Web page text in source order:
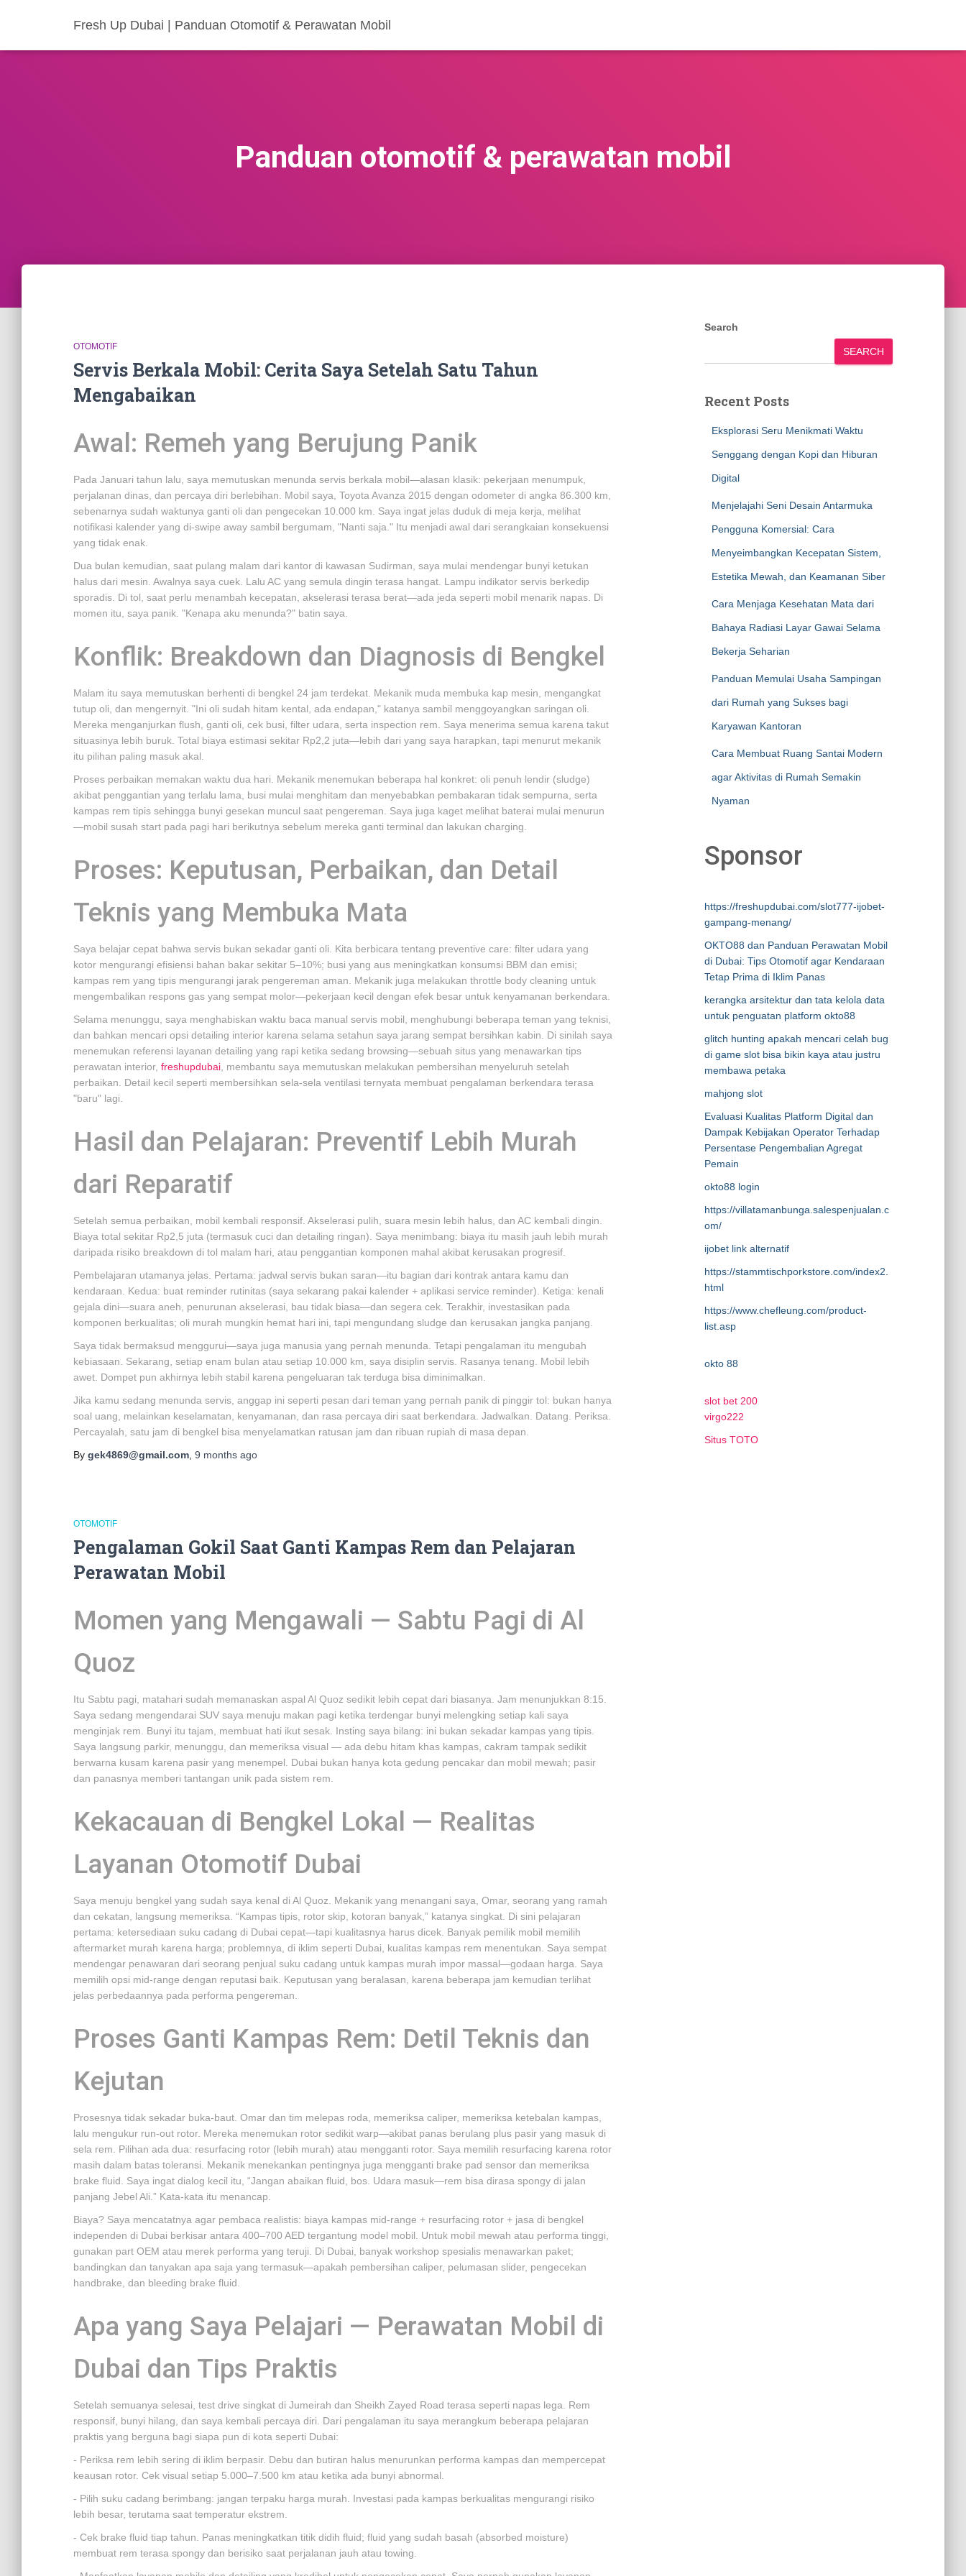
Fresh Up Dubai | Panduan Otomotif & Perawatan Mobil
Panduan otomotif & perawatan mobil
OTOMOTIF
Servis Berkala Mobil: Cerita Saya Setelah Satu Tahun
Mengabaikan
Awal: Remeh yang Berujung Panik
Pada Januari tahun lalu, saya memutuskan menunda servis berkala mobil—alasan klasik: pekerjaan menumpuk,
perjalanan dinas, dan percaya diri berlebihan. Mobil saya, Toyota Avanza 2015 dengan odometer di angka 86.300 km,
sebenarnya sudah waktunya ganti oli dan pengecekan 10.000 km. Saya ingat jelas duduk di meja kerja, melihat
notifikasi kalender yang di-swipe away sambil bergumam, "Nanti saja." Itu menjadi awal dari serangkaian konsekuensi
yang tidak enak.
Dua bulan kemudian, saat pulang malam dari kantor di kawasan Sudirman, saya mulai mendengar bunyi ketukan
halus dari mesin. Awalnya saya cuek. Lalu AC yang semula dingin terasa hangat. Lampu indikator servis berkedip
sporadis. Di tol, saat perlu menambah kecepatan, akselerasi terasa berat—ada jeda seperti mobil menarik napas. Di
momen itu, saya panik. "Kenapa aku menunda?" batin saya.
Konflik: Breakdown dan Diagnosis di Bengkel
Malam itu saya memutuskan berhenti di bengkel 24 jam terdekat. Mekanik muda membuka kap mesin, mengangkat
tutup oli, dan mengernyit. "Ini oli sudah hitam kental, ada endapan," katanya sambil menggoyangkan saringan oli.
Mereka menganjurkan flush, ganti oli, cek busi, filter udara, serta inspection rem. Saya menerima semua karena takut
situasinya lebih buruk. Total biaya estimasi sekitar Rp2,2 juta—lebih dari yang saya harapkan, tapi menurut mekanik
itu pilihan paling masuk akal.
Proses perbaikan memakan waktu dua hari. Mekanik menemukan beberapa hal konkret: oli penuh lendir (sludge)
akibat penggantian yang terlalu lama, busi mulai menghitam dan menyebabkan pembakaran tidak sempurna, serta
kampas rem tipis sehingga bunyi gesekan muncul saat pengereman. Saya juga kaget melihat baterai mulai menurun
—mobil susah start pada pagi hari berikutnya sebelum mereka ganti terminal dan lakukan charging.
Proses: Keputusan, Perbaikan, dan Detail
Teknis yang Membuka Mata
Saya belajar cepat bahwa servis bukan sekadar ganti oli. Kita berbicara tentang preventive care: filter udara yang
kotor mengurangi efisiensi bahan bakar sekitar 5–10%; busi yang aus meningkatkan konsumsi BBM dan emisi;
kampas rem yang tipis mengurangi jarak pengereman aman. Mekanik juga melakukan throttle body cleaning untuk
mengembalikan respons gas yang sempat molor—pekerjaan kecil dengan efek besar untuk kenyamanan berkendara.
Selama menunggu, saya menghabiskan waktu baca manual servis mobil, menghubungi beberapa teman yang teknisi,
dan bahkan mencari opsi detailing interior karena selama setahun saya jarang sempat bersihkan kabin. Di sinilah saya
menemukan referensi layanan detailing yang rapi ketika sedang browsing—sebuah situs yang menawarkan tips
perawatan interior, freshupdubai , membantu saya memutuskan melakukan pembersihan menyeluruh setelah
perbaikan. Detail kecil seperti membersihkan sela-sela ventilasi ternyata membuat pengalaman berkendara terasa
"baru" lagi.
Hasil dan Pelajaran: Preventif Lebih Murah
dari Reparatif
Setelah semua perbaikan, mobil kembali responsif. Akselerasi pulih, suara mesin lebih halus, dan AC kembali dingin.
Biaya total sekitar Rp2,5 juta (termasuk cuci dan detailing ringan). Saya menimbang: biaya itu masih jauh lebih murah
daripada risiko breakdown di tol malam hari, atau penggantian komponen mahal akibat kerusakan progresif.
Pembelajaran utamanya jelas. Pertama: jadwal servis bukan saran—itu bagian dari kontrak antara kamu dan
kendaraan. Kedua: buat reminder rutinitas (saya sekarang pakai kalender + aplikasi service reminder). Ketiga: kenali
gejala dini—suara aneh, penurunan akselerasi, bau tidak biasa—dan segera cek. Terakhir, investasikan pada
komponen berkualitas; oli murah mungkin hemat hari ini, tapi mengundang sludge dan kerusakan jangka panjang.
Saya tidak bermaksud menggurui—saya juga manusia yang pernah menunda. Tetapi pengalaman itu mengubah
kebiasaan. Sekarang, setiap enam bulan atau setiap 10.000 km, saya disiplin servis. Rasanya tenang. Mobil lebih
awet. Dompet pun akhirnya lebih stabil karena pengeluaran tak terduga bisa diminimalkan.
Jika kamu sedang menunda servis, anggap ini seperti pesan dari teman yang pernah panik di pinggir tol: bukan hanya
soal uang, melainkan keselamatan, kenyamanan, dan rasa percaya diri saat berkendara. Jadwalkan. Datang. Periksa.
Percayalah, satu jam di bengkel bisa menyelamatkan ratusan jam dan ribuan rupiah di masa depan.
By gek4869@gmail.com 9 months ago
OTOMOTIF
Pengalaman Gokil Saat Ganti Kampas Rem dan Pelajaran
Perawatan Mobil
Momen yang Mengawali — Sabtu Pagi di Al
Quoz
Itu Sabtu pagi, matahari sudah memanaskan aspal Al Quoz sedikit lebih cepat dari biasanya. Jam menunjukkan 8:15.
Saya sedang mengendarai SUV saya menuju makan pagi ketika terdengar bunyi melengking setiap kali saya
menginjak rem. Bunyi itu tajam, membuat hati ikut sesak. Insting saya bilang: ini bukan sekadar kampas yang tipis.
Saya langsung parkir, menunggu, dan memeriksa visual — ada debu hitam khas kampas, cakram tampak sedikit
berwarna kusam karena pasir yang menempel. Dubai bukan hanya kota gedung pencakar dan mobil mewah; pasir
dan panasnya memberi tantangan unik pada sistem rem.
Kekacauan di Bengkel Lokal — Realitas
Layanan Otomotif Dubai
Saya menuju bengkel yang sudah saya kenal di Al Quoz. Mekanik yang menangani saya, Omar, seorang yang ramah
dan cekatan, langsung memeriksa. “Kampas tipis, rotor skip, kotoran banyak,” katanya singkat. Di sini pelajaran
pertama: ketersediaan suku cadang di Dubai cepat—tapi kualitasnya harus dicek. Banyak pemilik mobil memilih
aftermarket murah karena harga; problemnya, di iklim seperti Dubai, kualitas kampas rem menentukan. Saya sempat
mendengar penawaran dari seorang penjual suku cadang untuk kampas murah impor massal—godaan harga. Saya
memilih opsi mid-range dengan reputasi baik. Keputusan yang beralasan, karena beberapa jam kemudian terlihat
jelas perbedaannya pada performa pengereman.
Proses Ganti Kampas Rem: Detil Teknis dan
Kejutan
Prosesnya tidak sekadar buka-baut. Omar dan tim melepas roda, memeriksa caliper, memeriksa ketebalan kampas,
lalu mengukur run-out rotor. Mereka menemukan rotor sedikit warp—akibat panas berulang plus pasir yang masuk di
sela rem. Pilihan ada dua: resurfacing rotor (lebih murah) atau mengganti rotor. Saya memilih resurfacing karena rotor
masih dalam batas toleransi. Mekanik menekankan pentingnya juga mengganti brake pad sensor dan memeriksa
brake fluid. Saya ingat dialog kecil itu, “Jangan abaikan fluid, bos. Udara masuk—rem bisa dirasa spongy di jalan
panjang Jebel Ali.” Kata-kata itu menancap.
Biaya? Saya mencatatnya agar pembaca realistis: biaya kampas mid-range + resurfacing rotor + jasa di bengkel
independen di Dubai berkisar antara 400–700 AED tergantung model mobil. Untuk mobil mewah atau performa tinggi,
gunakan part OEM atau merek performa yang teruji. Di Dubai, banyak workshop spesialis menawarkan paket;
bandingkan dan tanyakan apa saja yang termasuk—apakah pembersihan caliper, pelumasan slider, pengecekan
handbrake, dan bleeding brake fluid.
Apa yang Saya Pelajari — Perawatan Mobil di
Dubai dan Tips Praktis
Setelah semuanya selesai, test drive singkat di Jumeirah dan Sheikh Zayed Road terasa seperti napas lega. Rem
responsif, bunyi hilang, dan saya kembali percaya diri. Dari pengalaman itu saya merangkum beberapa pelajaran
praktis yang berguna bagi siapa pun di kota seperti Dubai:
- Periksa rem lebih sering di iklim berpasir. Debu dan butiran halus menurunkan performa kampas dan mempercepat
keausan rotor. Cek visual setiap 5.000–7.500 km atau ketika ada bunyi abnormal.
- Pilih suku cadang berimbang: jangan terpaku harga murah. Investasi pada kampas berkualitas mengurangi risiko
lebih besar, terutama saat temperatur ekstrem.
- Cek brake fluid tiap tahun. Panas meningkatkan titik didih fluid; fluid yang sudah basah (absorbed moisture)
membuat rem terasa spongy dan berisiko saat perjalanan jauh atau towing.
Search
SEARCH
Recent Posts
Eksplorasi Seru Menikmati Waktu
Senggang dengan Kopi dan Hiburan
Digital
Menjelajahi Seni Desain Antarmuka
Pengguna Komersial: Cara
Menyeimbangkan Kecepatan Sistem,
Estetika Mewah, dan Keamanan Siber
Cara Menjaga Kesehatan Mata dari
Bahaya Radiasi Layar Gawai Selama
Bekerja Seharian
Panduan Memulai Usaha Sampingan
dari Rumah yang Sukses bagi
Karyawan Kantoran
Cara Membuat Ruang Santai Modern
agar Aktivitas di Rumah Semakin
Nyaman
Sponsor
https://freshupdubai.com/slot777-ijobet-
gampang-menang/
OKTO88 dan Panduan Perawatan Mobil
di Dubai: Tips Otomotif agar Kendaraan
Tetap Prima di Iklim Panas
kerangka arsitektur dan tata kelola data
untuk penguatan platform okto88
glitch hunting apakah mencari celah bug
di game slot bisa bikin kaya atau justru
membawa petaka
mahjong slot
Evaluasi Kualitas Platform Digital dan
Dampak Kebijakan Operator Terhadap
Persentase Pengembalian Agregat
Pemain
okto88 login
https://villatamanbunga.salespenjualan.c
om/
ijobet link alternatif
https://stammtischporkstore.com/index2.
html
https://www.chefleung.com/product-
list.asp
okto 88
slot bet 200
virgo222
Situs TOTO